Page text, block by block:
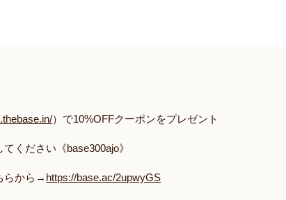
）で10%OFFクーポンをプレゼント
てください《base300ajo》
らから → https://base.ac/2upwyGS